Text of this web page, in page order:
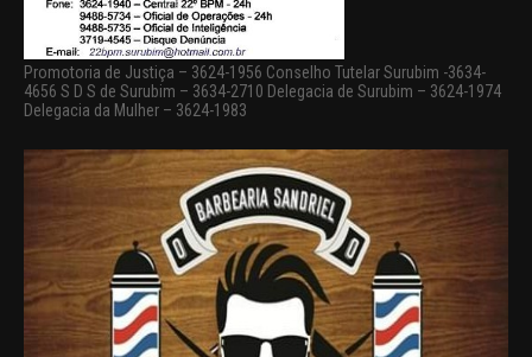
Promotoria de Justiça – 3624-1956 Conselho Tutelar Surubim -3634-
4656 S D S de Surubim – 3634-2710 Delegacia de Surubim – 3624-1974
Delegacia da Mulher – 3624-1983